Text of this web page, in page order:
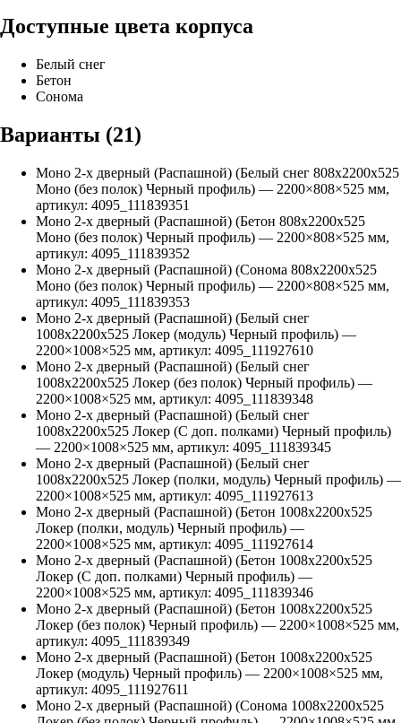
Доступные цвета корпуса
Белый снег
Бетон
Сонома
Варианты (21)
Моно 2-х дверный (Распашной) (Белый снег 808х2200х525
Моно (без полок) Черный профиль) — 2200×808×525 мм,
артикул: 4095_111839351
Моно 2-х дверный (Распашной) (Бетон 808х2200х525
Моно (без полок) Черный профиль) — 2200×808×525 мм,
артикул: 4095_111839352
Моно 2-х дверный (Распашной) (Сонома 808х2200х525
Моно (без полок) Черный профиль) — 2200×808×525 мм,
артикул: 4095_111839353
Моно 2-х дверный (Распашной) (Белый снег
1008х2200х525 Локер (модуль) Черный профиль) —
2200×1008×525 мм, артикул: 4095_111927610
Моно 2-х дверный (Распашной) (Белый снег
1008х2200х525 Локер (без полок) Черный профиль) —
2200×1008×525 мм, артикул: 4095_111839348
Моно 2-х дверный (Распашной) (Белый снег
1008х2200х525 Локер (С доп. полками) Черный профиль)
— 2200×1008×525 мм, артикул: 4095_111839345
Моно 2-х дверный (Распашной) (Белый снег
1008х2200х525 Локер (полки, модуль) Черный профиль) —
2200×1008×525 мм, артикул: 4095_111927613
Моно 2-х дверный (Распашной) (Бетон 1008х2200х525
Локер (полки, модуль) Черный профиль) —
2200×1008×525 мм, артикул: 4095_111927614
Моно 2-х дверный (Распашной) (Бетон 1008х2200х525
Локер (С доп. полками) Черный профиль) —
2200×1008×525 мм, артикул: 4095_111839346
Моно 2-х дверный (Распашной) (Бетон 1008х2200х525
Локер (без полок) Черный профиль) — 2200×1008×525 мм,
артикул: 4095_111839349
Моно 2-х дверный (Распашной) (Бетон 1008х2200х525
Локер (модуль) Черный профиль) — 2200×1008×525 мм,
артикул: 4095_111927611
Моно 2-х дверный (Распашной) (Сонома 1008х2200х525